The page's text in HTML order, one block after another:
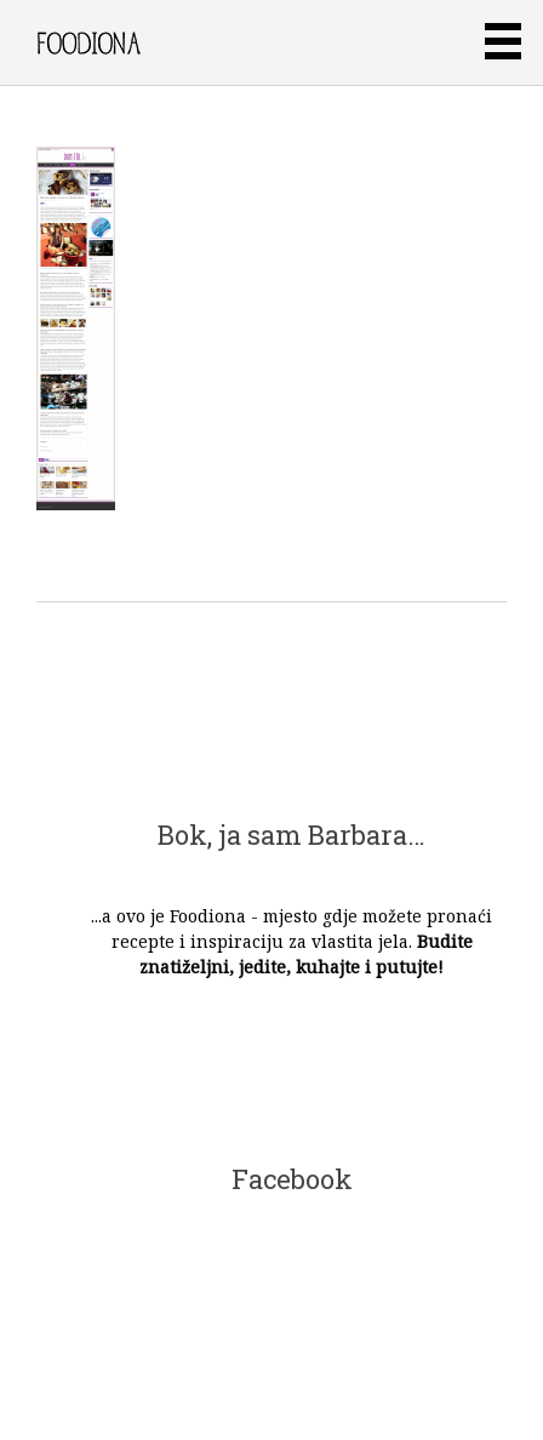
Bok, ja sam Barbara…
...a ovo je Foodiona - mjesto gdje možete pronaći
recepte i inspiraciju za vlastita jela. Budite
znatiželjni, jedite, kuhajte i putujte!
Facebook